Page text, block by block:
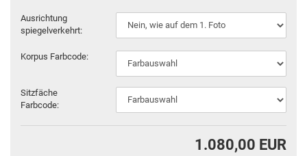
Ausrichtung
spiegelverkehrt:
Korpus Farbcode:
Sitzfäche
Farbcode:
1.080,00 EUR